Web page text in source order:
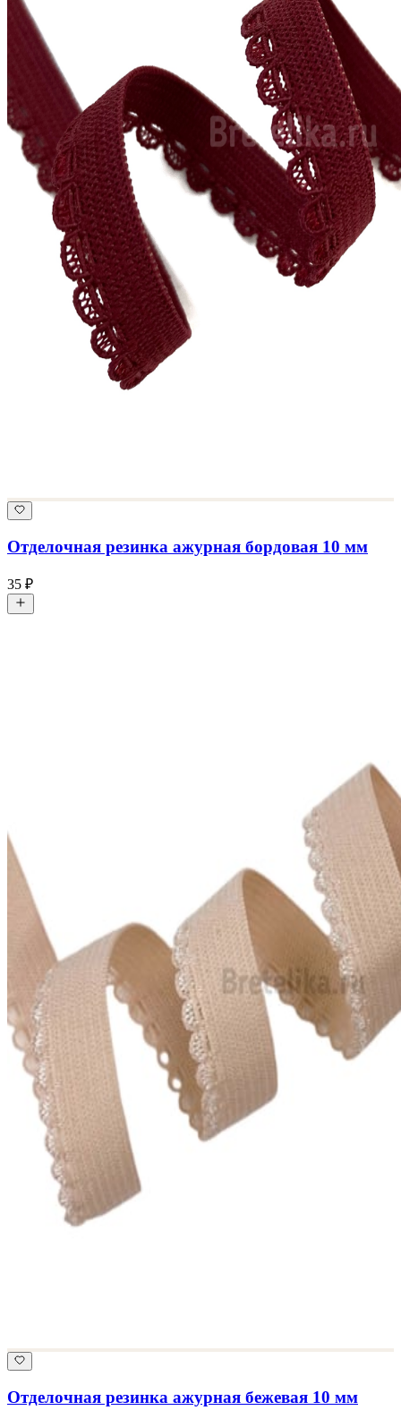
Отделочная резинка ажурная бордовая 10 мм
35 ₽
Отделочная резинка ажурная бежевая 10 мм